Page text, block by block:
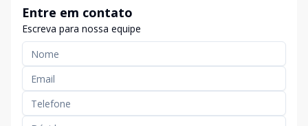
Entre em contato
Escreva para nossa equipe